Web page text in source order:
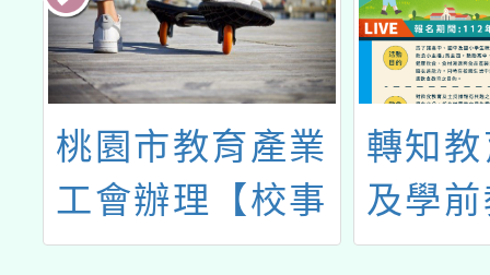
桃園市教育產業
工會辦理【校事
會議及輔導管教
轉知
及學
請國